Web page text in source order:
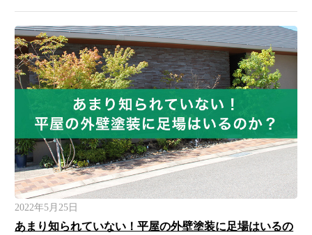
2022年5月25日
あまり知られていない！平屋の外壁塗装に足場はいるの